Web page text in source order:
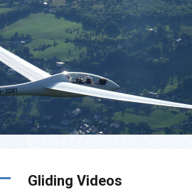
Gliding Videos